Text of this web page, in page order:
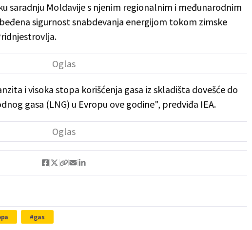
saradnju Moldavije s njenim regionalnim i međunarodnim
sigurnost snabdevanja energijom tokom zimske
i visoka stopa korišćenja gasa iz skladišta dovešće do
gasa (LNG) u Evropu ove godine", predviđa IEA.
gas